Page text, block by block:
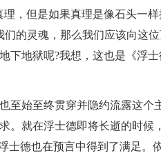
，但是如果真理是像石头一
的灵魂，那么我们应该向这
下地狱呢?我想，这也是《浮
至始至终贯穿并隐约流露这个
。就在浮士德即将长逝的时候
士德也在预言中得到了满足。